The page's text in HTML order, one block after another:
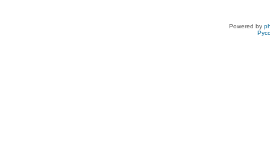
Powered by